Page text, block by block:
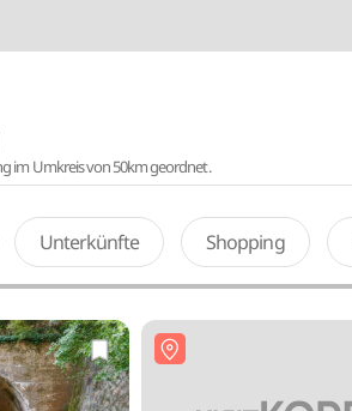
im Umkreis von 50km geordnet.
Unterkünfte Shopping